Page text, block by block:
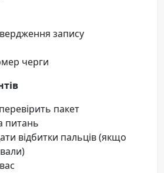
запису
черги
пакет
питань
відбитки пальців (якщо